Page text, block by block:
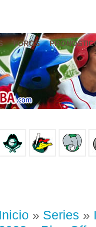
FOROS
Inicio » Series »